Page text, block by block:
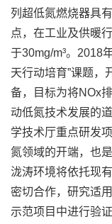
列超低氮燃烧器具
点，在工业及供暖
于30mg/m³。2018
天行动培育”课题，
备，目标为将NOx
动低氮技术发展的
学技术厅重点研发
氮领域的开端，也
泷涛环境将依托现
密切合作，研究适
示范项目中进行验